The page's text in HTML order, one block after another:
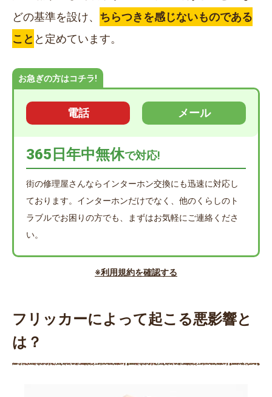
どの基準を設け、 ちらつきを感じないものである
こと と定めています。
お急ぎの方はコチラ!
365日年中無休で対応!
街の修理屋さんならインターホン交換にも迅速に対応し
ております。インターホンだけでなく、他のくらしのト
ラブルでお困りの方でも、まずはお気軽にご連絡くださ
い。
電話 メール
※利用規約を確認する
フリッカーによって起こる悪影響と
は？